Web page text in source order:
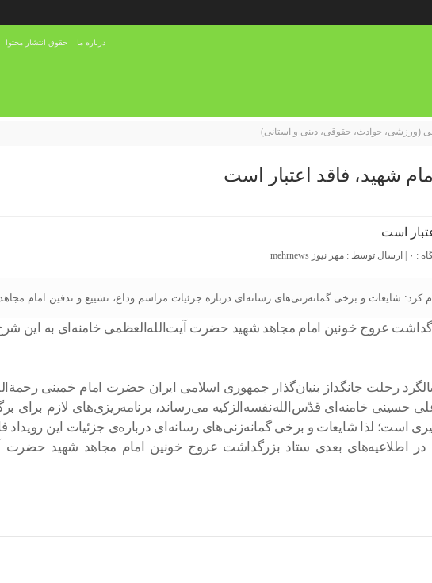
حقوق انتشار محتوا درباره ما
(ورزشی، حوادث، حقوقی، دینی و استانی)
شهید، فاقد اعتبار است
۰ | ارسال توسط : مهر نیوز mehrnews
کرد: شایعات و برخی گمانه‌زنی‌های رسانه‌ای درباره‌ جزئیات مراسم وداع، تشییع و تدفین امام
رحلت جانگداز بنیان‌گذار جمهوری اسلامی ایران حضرت امام خمینی
خامنه‌ای‌ قدّس‌الله‌نفسه‌الزکیه می‌رساند، برنامه‌ریزی‌های لازم برای
لذا شایعات و برخی گمانه‌زنی‌های رسانه‌ای درباره‌ی جزئیات این رویداد
در اطلاعیه‌های بعدی ستاد بزرگداشت عروج خونین امام مجاهد شهید حضرت